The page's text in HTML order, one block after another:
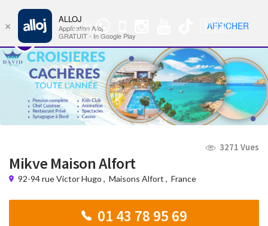
Groupe
WhatsApp
🇺🇸 Nav
3271 Vues
Mikve Maison Alfort
92-94 rue Victor Hugo , Maisons Alfort , France
01 43 78 95 69
×
ALLOJ
Application Alloj
GRATUIT - In Google Play
AFFICHER